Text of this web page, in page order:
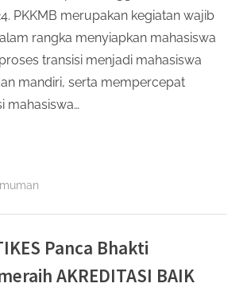
PKKMB merupakan kegiatan wajib
rangka menyiapkan mahasiswa
transisi menjadi mahasiswa
mandiri, serta mempercepat
mahasiswa…
Panca Bhakti
AKREDITASI BAIK